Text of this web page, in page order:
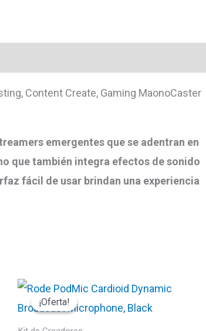
Content Create, Gaming MaonoCaster
emergentes que se adentran en
que también integra efectos de sonido
fácil de usar brindan una experiencia
¡Oferta!
¡Oferta!